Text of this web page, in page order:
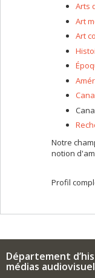
Arts
Art
Art
Notre
notion
Profil
Département
médias